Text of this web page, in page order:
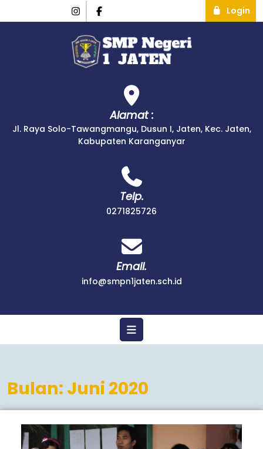
Login
Alamat :
Jl. Raya Solo-Tawangmangu, Dusun I, Jaten, Kec. Jaten,
Kabupaten Karanganyar
Telp.
0271825726
Email.
info@smpn1jaten.sch.id
Bulan: Juni 2020